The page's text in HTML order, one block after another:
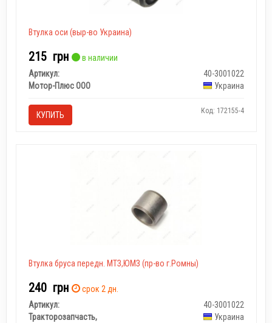
Втулка оси (выр-во Украина)
215 грн
в наличии
Артикул:
40-3001022
Мотор-Плюс ООО
Украина
КУПИТЬ Код: 172155-4
Втулка бруса передн. МТЗ,ЮМЗ (пр-во г.Ромны)
240 грн
срок 2 дн.
Артикул:
40-3001022
Тракторозапчасть,
Украина